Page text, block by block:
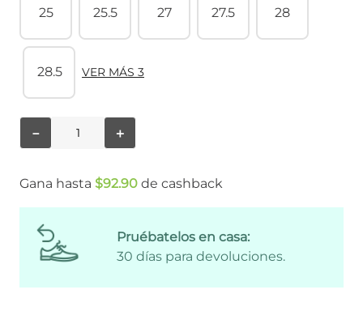
25 25.5 27 27.5 28
28.5 VER MÁS 3
＋
－
Gana hasta $92.90 de cashback
Pruébatelos en casa:
30 días para devoluciones.